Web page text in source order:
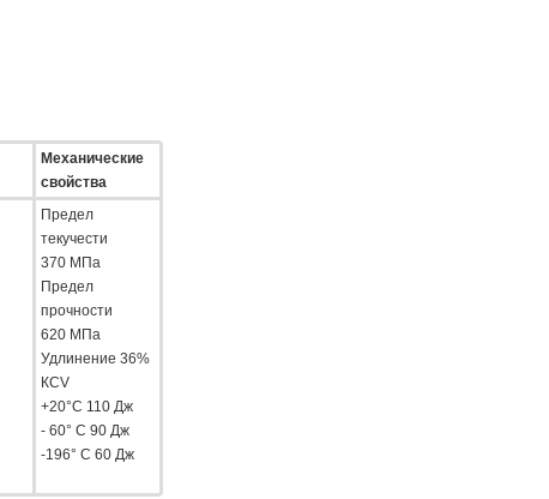
Механические
свойства
Предел
текучести
370 МПа
Предел
прочности
620 МПа
Удлинение 36%
КCV
+20°С 110 Дж
- 60° С 90 Дж
-196° С 60 Дж